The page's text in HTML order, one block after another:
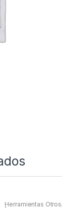
Herramientas Otros
| Linternas Led